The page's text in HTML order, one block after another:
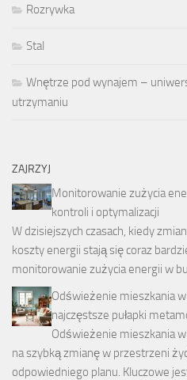
Rozrywka
Stal
Wnętrze pod wynajem –
utrzymaniu
ZAJRZYJ
Monitorowanie zużycia
kontroli i optymalizacji
W dzisiejszych czasach, kiedy
koszty energii stają się coraz
monitorowanie zużycia energii w
Odświeżenie mieszkania
najczęstsze pułapki
Odświeżenie mieszkania
na szybką zmianę w przestrzeni
odpowiedniego planu. Kluczowe